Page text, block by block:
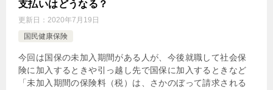
支払いはどうなる？
更新日： 2020年7月19日
国民健康保険
今回は国保の未加入期間がある人が、今後就職して社会保
険に加入するときや引っ越し先で国保に加入するときなど
「未加入期間の保険料（税）は、さかのぼって請求される